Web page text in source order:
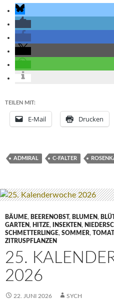
TEILEN MIT:
E-Mail Drucken
ADMIRAL C-FALTER
BÄUME, BEERENOBST, BLUMEN,
GARTEN, HITZE, INSEKTEN,
SCHMETTERLINGE, SOMMER,
ZITRUSPFLANZEN
25.
2026
22. JUNI 2026 SYCH